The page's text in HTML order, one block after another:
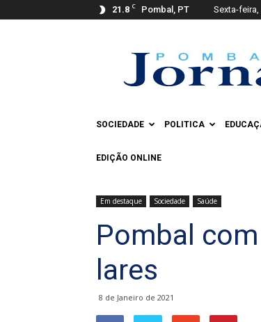
21.8 C Pombal, PT Sexta-
Jornal
SOCIEDADE POLITICA
EDIÇÃO ONLINE
Em destaque Sociedade Saúde
Pombal
lares
8 de Janeiro de 2021